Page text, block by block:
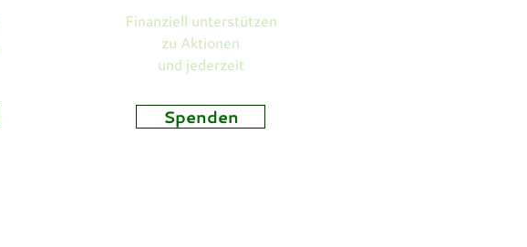
Finanziell unterstützen
zu Aktionen
und jederzeit
Spenden